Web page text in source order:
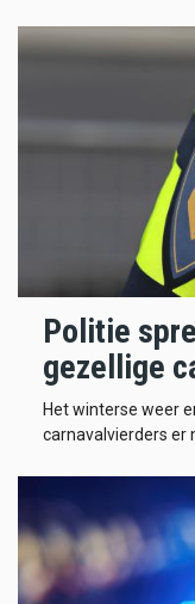
Politie
gezellige
Het winterse weer
carnavalvierders er